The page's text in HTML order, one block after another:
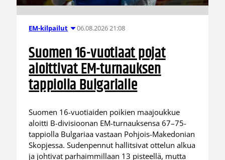
EM-kilpailut 06.08.2026 21:08
Suomen 16-vuotiaat pojat
aloittivat EM-turnauksen
tappiolla Bulgarialle
Suomen 16-vuotiaiden poikien maajoukkue
aloitti B-divisioonan EM-turnauksensa 67–75-
tappiolla Bulgariaa vastaan Pohjois-Makedonian
Skopjessa. Sudenpennut hallitsivat ottelun alkua
ja johtivat parhaimmillaan 13 pisteellä, mutta